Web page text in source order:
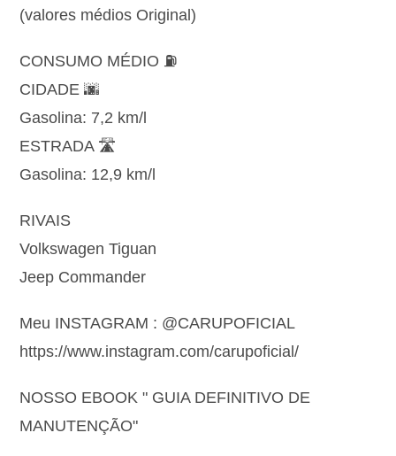
(valores médios Original)
CONSUMO MÉDIO ⛽️
CIDADE 🌆
Gasolina: 7,2 km/l
ESTRADA 🛣️
Gasolina: 12,9 km/l
RIVAIS
Volkswagen Tiguan
Jeep Commander
Meu INSTAGRAM : @CARUPOFICIAL
https://www.instagram.com/carupoficial/
NOSSO EBOOK " GUIA DEFINITIVO DE
MANUTENÇÃO"